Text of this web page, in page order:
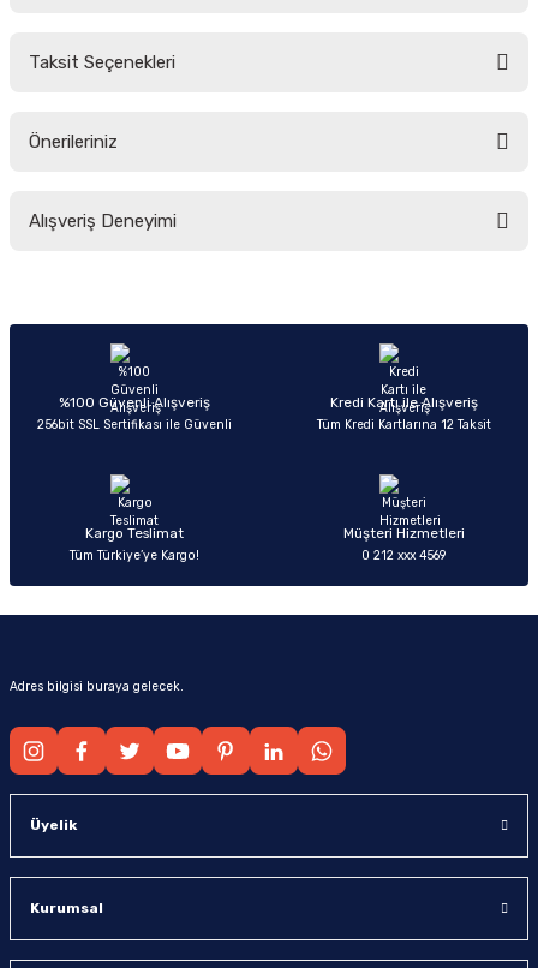
Taksit Seçenekleri
Önerileriniz
yetersiz gördüğünüz noktaları öneri formunu kullanarak tarafımıza
Ürün açıklamasında eksik bilgiler bulunuyor.
Ürün bilgilerinde hatalar bulunuyor.
Ürün fiyatı diğer sitelerden daha pahalı.
Alışveriş Deneyimi
Sitemize ilk yorumu siz yapın!
%100 Güvenli Alışveriş
256bit SSL Sertifikası ile Güvenli
Kredi Kartı ile Alışveriş
Tüm Kredi Kartlarına 12 Taksit
Kargo Teslimat
Tüm Türkiye’ye Kargo!
Müşteri Hizmetleri
0 212 xxx 4569
Adres bilgisi buraya gelecek.
Üyelik
Kurumsal